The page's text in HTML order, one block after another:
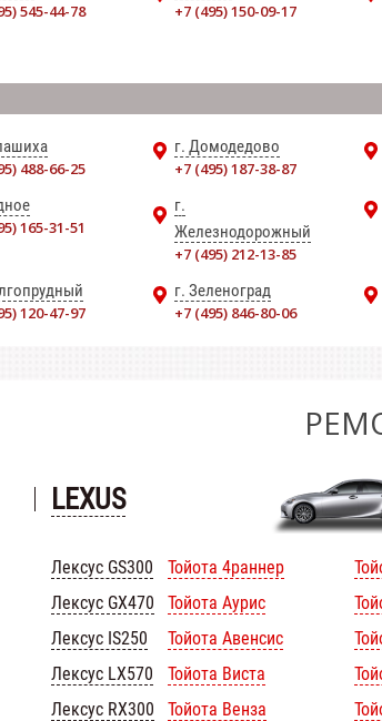
545-44-78
+7 (495) 150-09-17
488-66-25
г. Домодедово
+7 (495) 187-38-87
165-31-51
г.
Железнодорожный
+7 (495) 212-13-85
120-47-97
г. Зеленоград
+7 (495) 846-80-06
LEXUS
Лексус GS300
Лексус GX470
Лексус IS250
Лексус LX570
Лексус RX300
Тойота 4раннер
Тойота Аурис
Тойота Авенсис
Тойота Виста
Тойота Венза